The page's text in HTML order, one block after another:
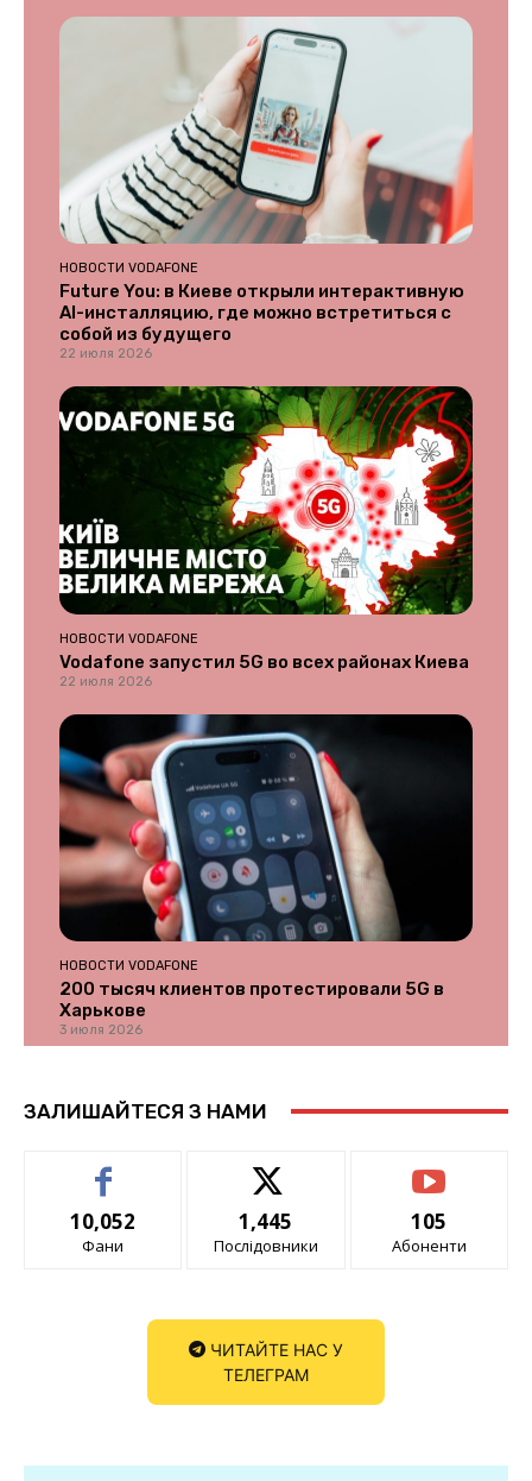
НОВОСТИ VODAFONE
Future You: в Киеве открыли интерактивную
AI-инсталляцию, где можно встретиться с
собой из будущего
22 июля 2026
НОВОСТИ VODAFONE
Vodafone запустил 5G во всех районах Киева
22 июля 2026
НОВОСТИ VODAFONE
200 тысяч клиентов протестировали 5G в
Харькове
3 июля 2026
ЗАЛИШАЙТЕСЯ З НАМИ
10,052
Фани
1,445
Послідовники
105
Абоненти
ЧИТАЙТЕ НАС У
ТЕЛЕГРАМ